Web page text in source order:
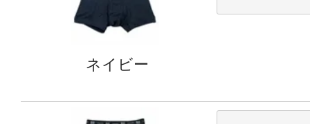
ネイビー